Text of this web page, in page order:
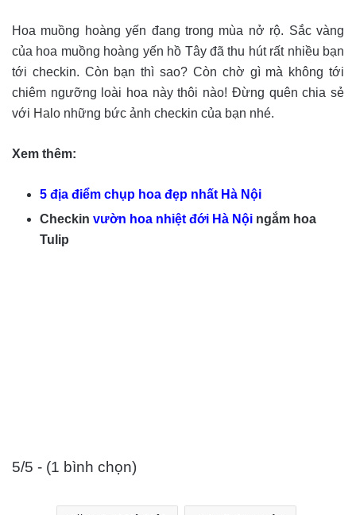
Hoa muồng hoàng yến đang trong mùa nở rộ. Sắc vàng
của hoa muồng hoàng yến hồ Tây đã thu hút rất nhiều bạn
tới checkin. Còn bạn thì sao? Còn chờ gì mà không tới
chiêm ngưỡng loài hoa này thôi nào! Đừng quên chia sẻ
với Halo những bức ảnh checkin của bạn nhé.
Xem thêm:
5 địa điểm chụp hoa đẹp nhất Hà Nội
Checkin vườn hoa nhiệt đới Hà Nội ngắm hoa
Tulip
5/5 - (1 bình chọn)